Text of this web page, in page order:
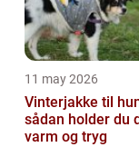
11 may 2026
Vinterjakke til
sådan holder du
varm og tryg